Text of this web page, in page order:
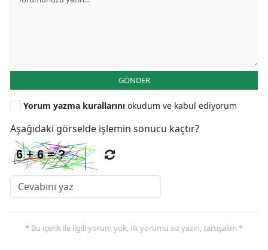
GÖNDER
Yorum yazma kurallarını okudum ve kabul ediyorum
Aşağıdaki görselde işlemin sonucu kaçtır?
* Bu içerik ile ilgili yorum yok, ilk yorumu siz yazın, tartışalım *